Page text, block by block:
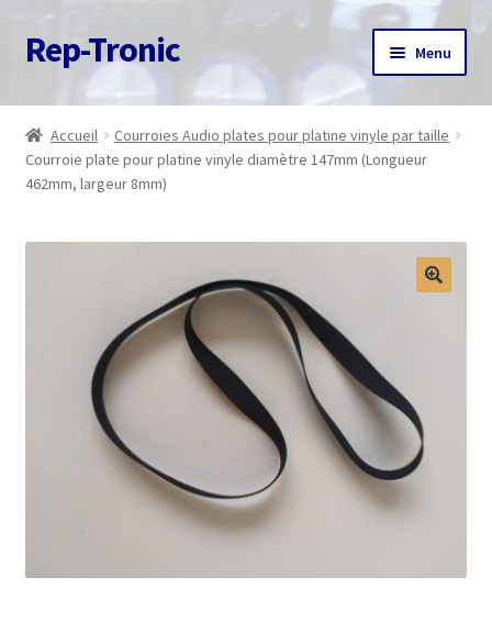
Aller
à
navigation
Aller
au
Rep-Tronic Menu
Accueil
A propos
Commande
Accueil
Courroies Audio plates pour platine vinyle par taille
Courroie plate pour platine vinyle diamètre 147mm (Longueur
462mm, largeur 8mm)